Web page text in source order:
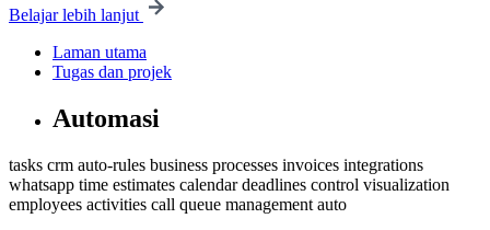
Belajar lebih lanjut
Laman utama
Tugas dan projek
Automasi
tasks crm auto-rules business processes invoices integrations
whatsapp time estimates calendar deadlines control visualization
employees activities call queue management auto